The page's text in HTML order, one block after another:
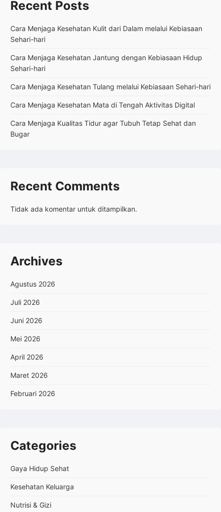
Recent Posts
Cara Menjaga Kesehatan Kulit dari Dalam melalui Kebiasaan
Sehari-hari
Cara Menjaga Kesehatan Jantung dengan Kebiasaan Hidup
Sehari-hari
Cara Menjaga Kesehatan Tulang melalui Kebiasaan Sehari-hari
Cara Menjaga Kesehatan Mata di Tengah Aktivitas Digital
Cara Menjaga Kualitas Tidur agar Tubuh Tetap Sehat dan
Bugar
Recent Comments
Tidak ada komentar untuk ditampilkan.
Archives
Agustus 2026
Juli 2026
Juni 2026
Mei 2026
April 2026
Maret 2026
Februari 2026
Categories
Gaya Hidup Sehat
Kesehatan Keluarga
Nutrisi & Gizi